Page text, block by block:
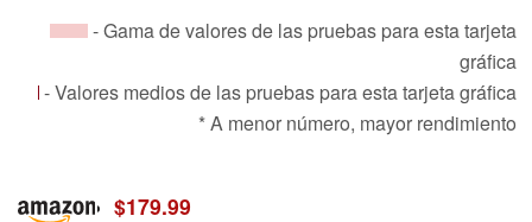
- Gama de valores de las pruebas para esta tarjeta
gráfica
- Valores medios de las pruebas para esta tarjeta gráfica
* A menor número, mayor rendimiento
$179.99